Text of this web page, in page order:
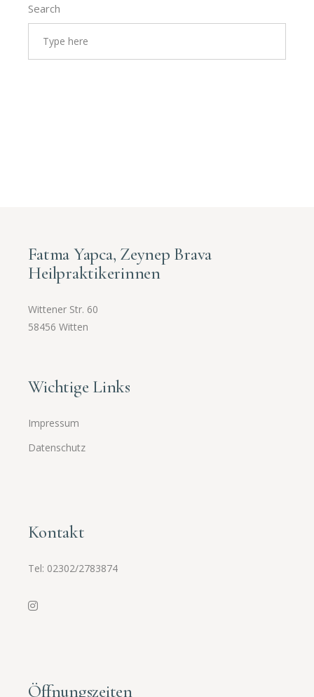
Search
Fatma Yapca, Zeynep Brava
Heilpraktikerinnen
Wittener Str. 60
58456 Witten
Wichtige Links
Impressum
Datenschutz
Kontakt
Tel: 02302/2783874
Öffnungszeiten